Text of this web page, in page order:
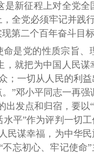
新征程上对全党
全党必须牢记并践
第二个百年奋斗目标
是党的性质宗旨
就把为中国人民
；一切从人民的利
”邓小平同志一再
出发点和归宿，要
平”作为评判一切
民谋幸福，为中华
忘初心、牢记使